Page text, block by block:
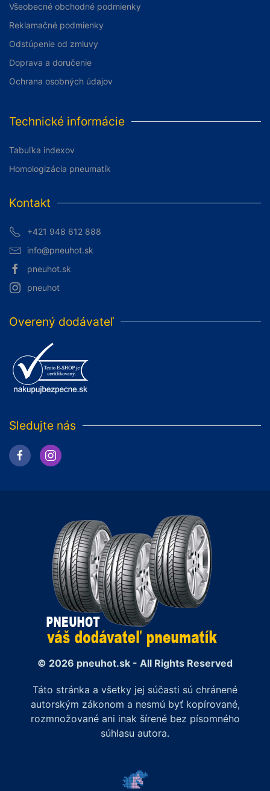
Všeobecné obchodné podmienky
Reklamačné podmienky
Odstúpenie od zmluvy
Doprava a doručenie
Ochrana osobných údajov
Technické informácie
Tabuľka indexov
Homologizácia pneumatík
Kontakt
+421 948 612 888
info@pneuhot.sk
pneuhot.sk
pneuhot
Overený dodávateľ
Sledujte nás
© 2026 pneuhot.sk - All Rights Reserved
Táto stránka a všetky jej súčasti sú chránené
autorským zákonom a nesmú byť kopírované,
rozmnožované ani inak šírené bez písomného
súhlasu autora.